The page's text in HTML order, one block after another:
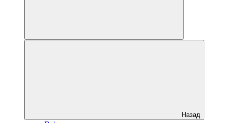
Назад